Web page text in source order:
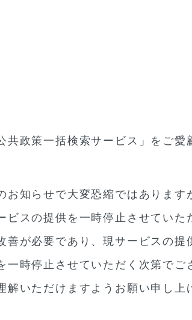
共政策一括検索サービス」をご
お知らせで大変恐縮ではありま
ビスの提供を一時停止させてい
善が必要であり、現サービスの
一時停止させていただく次第で
解いただけますようお願い申し上